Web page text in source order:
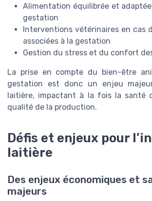
Alimentation équilibrée et
gestation
Interventions vétérinaires en cas
associées à la gestation
Gestion du stress et du confort
La prise en compte du bien-être
gestation est donc un enjeu
laitière, impactant à la fois la santé
qualité de la production.
Défis et enjeux pour
laitière
Des enjeux économiques et
majeurs